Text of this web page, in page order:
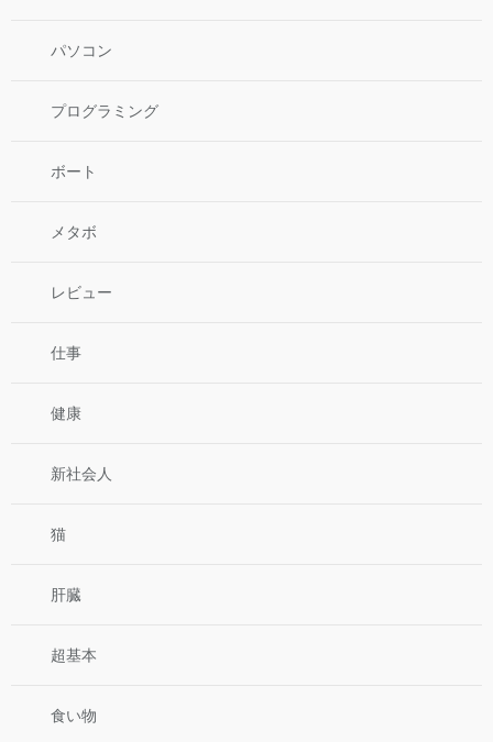
パソコン
プログラミング
ボート
メタボ
レビュー
仕事
健康
新社会人
猫
肝臓
超基本
食い物